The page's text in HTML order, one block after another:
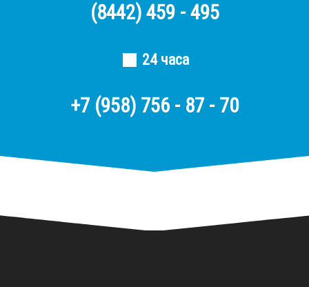
(8442) 459 - 495
24 часа
+7 (958) 756 - 87 - 70